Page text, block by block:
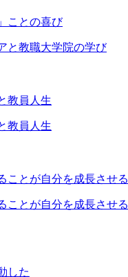
ことの喜び
と教職大学院の学び
教員人生
教員人生
ことが自分を成長させる
ことが自分を成長させる
した